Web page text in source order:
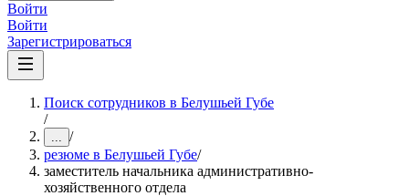
Войти
Войти
Зарегистрироваться
Поиск сотрудников в Белушьей Губе
/
... /
резюме в Белушьей Губе/
заместитель начальника административно-
хозяйственного отдела